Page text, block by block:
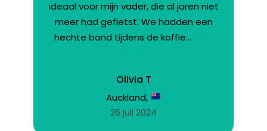
ideaal voor mijn vader, die al jaren niet
meer had gefietst. We hadden een
hechte band tijdens de koffie...
Olivia T
Auckland,
26 juli 2024